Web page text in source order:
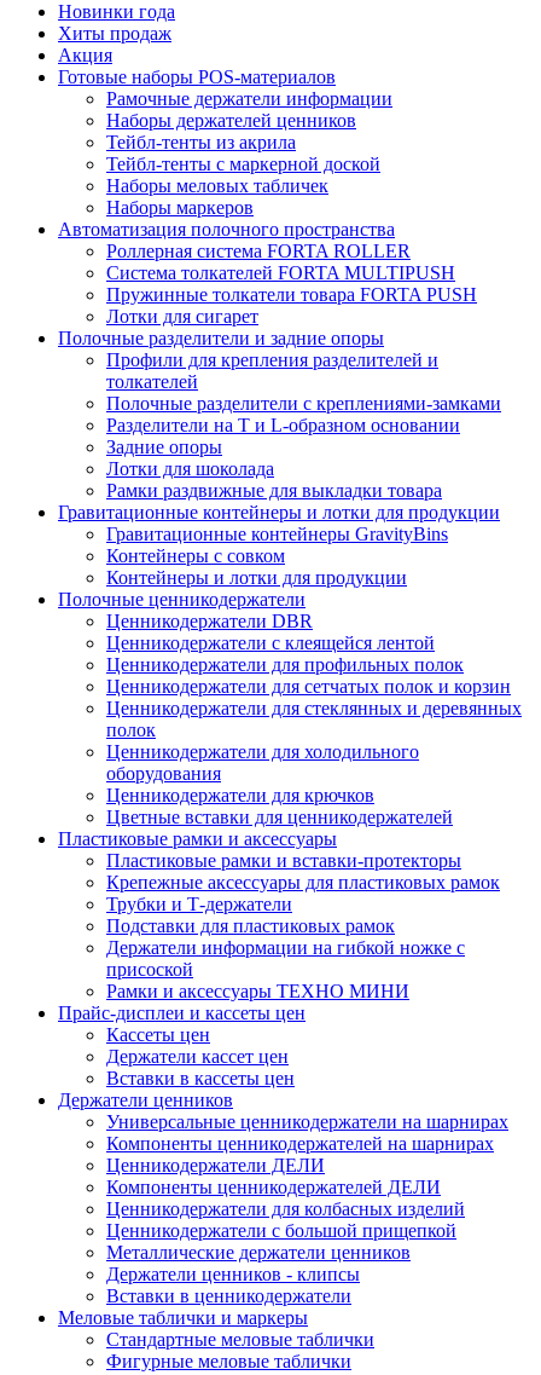
Новинки года
Хиты продаж
Акция
Готовые наборы POS-материалов
Рамочные держатели информации
Наборы держателей ценников
Тейбл-тенты из акрила
Тейбл-тенты с маркерной доской
Наборы меловых табличек
Наборы маркеров
Автоматизация полочного пространства
Роллерная система FORTA ROLLER
Система толкателей FORTA MULTIPUSH
Пружинные толкатели товара FORTA PUSH
Лотки для сигарет
Полочные разделители и задние опоры
Профили для крепления разделителей и
толкателей
Полочные разделители с креплениями-замками
Разделители на Т и L-образном основании
Задние опоры
Лотки для шоколада
Рамки раздвижные для выкладки товара
Гравитационные контейнеры и лотки для продукции
Гравитационные контейнеры GravityBins
Контейнеры с совком
Контейнеры и лотки для продукции
Полочные ценникодержатели
Ценникодержатели DBR
Ценникодержатели с клеящейся лентой
Ценникодержатели для профильных полок
Ценникодержатели для сетчатых полок и корзин
Ценникодержатели для стеклянных и деревянных
полок
Ценникодержатели для холодильного
оборудования
Ценникодержатели для крючков
Цветные вставки для ценникодержателей
Пластиковые рамки и аксессуары
Пластиковые рамки и вставки-протекторы
Крепежные аксессуары для пластиковых рамок
Трубки и Т-держатели
Подставки для пластиковых рамок
Держатели информации на гибкой ножке с
присоской
Рамки и аксессуары ТЕХНО МИНИ
Прайс-дисплеи и кассеты цен
Кассеты цен
Держатели кассет цен
Вставки в кассеты цен
Держатели ценников
Универсальные ценникодержатели на шарнирах
Компоненты ценникодержателей на шарнирах
Ценникодержатели ДЕЛИ
Компоненты ценникодержателей ДЕЛИ
Ценникодержатели для колбасных изделий
Ценникодержатели с большой прищепкой
Металлические держатели ценников
Держатели ценников - клипсы
Вставки в ценникодержатели
Меловые таблички и маркеры
Стандартные меловые таблички
Фигурные меловые таблички